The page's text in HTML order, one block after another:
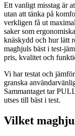
Ett vanligt misstag är
utan att tänka på
verkligen få ut
saker som
knäskydd och hur lätt
maghjuls bäst i test-
pris, kvalitet och
Vi har testat och
granska
Sammantaget tar
utses till bäst i test.
Vilket